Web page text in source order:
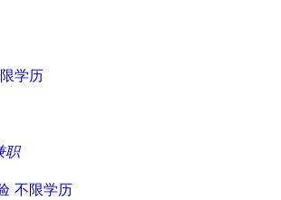
学历
职
不限学历